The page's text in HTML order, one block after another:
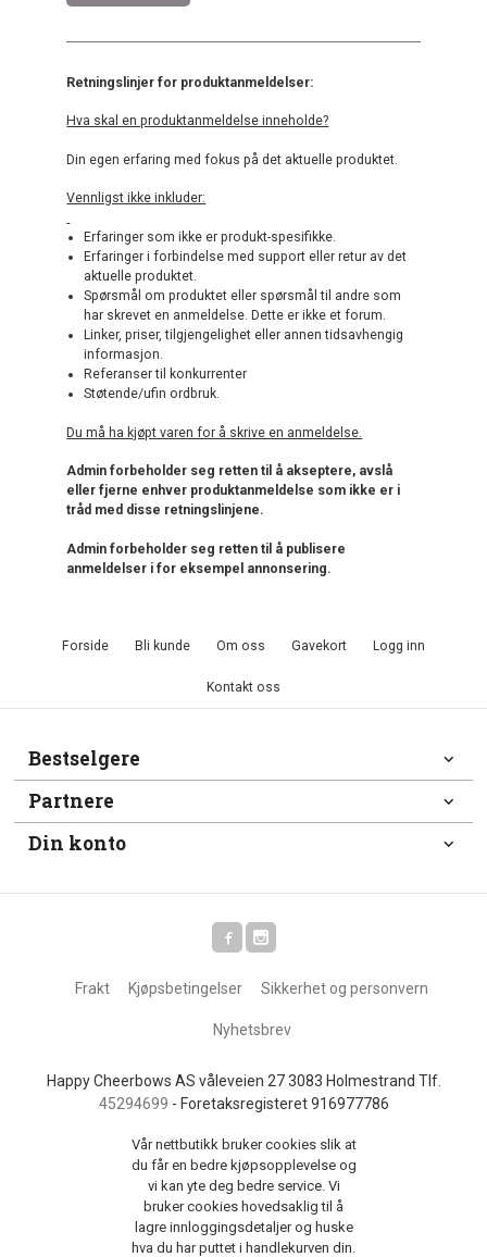
Retningslinjer for produktanmeldelser:
Hva skal en produktanmeldelse inneholde?
Din egen erfaring med fokus på det aktuelle produktet.
Vennligst ikke inkluder:
Erfaringer som ikke er produkt-spesifikke.
Erfaringer i forbindelse med support eller retur av det
aktuelle produktet.
Spørsmål om produktet eller spørsmål til andre som
har skrevet en anmeldelse. Dette er ikke et forum.
Linker, priser, tilgjengelighet eller annen tidsavhengig
informasjon.
Referanser til konkurrenter
Støtende/ufin ordbruk.
Du må ha kjøpt varen for å skrive en anmeldelse.
Admin forbeholder seg retten til å akseptere, avslå
eller fjerne enhver produktanmeldelse som ikke er i
tråd med disse retningslinjene.
Admin forbeholder seg retten til å publisere
anmeldelser i for eksempel annonsering.
Forside Bli kunde Om oss Gavekort Logg inn
Kontakt oss
Bestselgere
Partnere
Din konto
Frakt Kjøpsbetingelser Sikkerhet og personvern
Nyhetsbrev
Happy Cheerbows AS våleveien 27 3083 Holmestrand Tlf.
45294699 - Foretaksregisteret 916977786
Vår nettbutikk bruker cookies slik at
du får en bedre kjøpsopplevelse og
vi kan yte deg bedre service. Vi
bruker cookies hovedsaklig til å
lagre innloggingsdetaljer og huske
hva du har puttet i handlekurven din.